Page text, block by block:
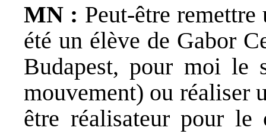
MN : Peut-être
été un élève de Gabor
Budapest, pour moi le
mouvement) ou réaliser
être réalisateur pour le